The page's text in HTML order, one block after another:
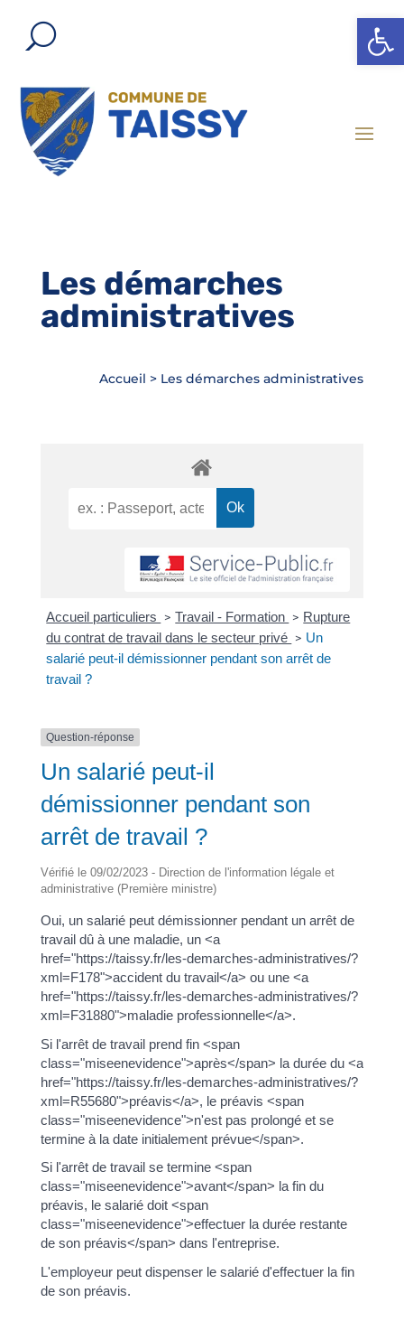
Ouvrir
Les démarches
administratives
Accueil > Les démarches administratives
Accueil particuliers > Travail - Formation > Rupture
du contrat de travail dans le secteur privé > Un
salarié peut-il démissionner pendant son arrêt de
travail ?
Question-réponse
Un salarié peut-il
démissionner pendant son
arrêt de travail ?
Vérifié le 09/02/2023 - Direction de l'information légale et
administrative (Première ministre)
Oui, un salarié peut démissionner pendant un arrêt de
travail dû à une maladie, un <a
href="https://taissy.fr/les-demarches-administratives/?
xml=F178">accident du travail</a> ou une <a
href="https://taissy.fr/les-demarches-administratives/?
xml=F31880">maladie professionnelle</a>.
Si l'arrêt de travail prend fin <span
class="miseenevidence">après</span> la durée du <a
href="https://taissy.fr/les-demarches-administratives/?
xml=R55680">préavis</a>, le préavis <span
class="miseenevidence">n'est pas prolongé et se
termine à la date initialement prévue</span>.
Si l'arrêt de travail se termine <span
class="miseenevidence">avant</span> la fin du
préavis, le salarié doit <span
class="miseenevidence">effectuer la durée restante
de son préavis</span> dans l'entreprise.
L'employeur peut dispenser le salarié d'effectuer la fin
de son préavis.